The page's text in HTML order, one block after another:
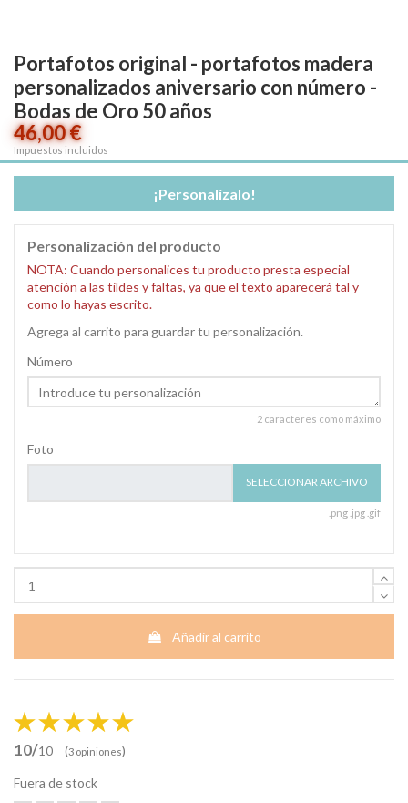
Portafotos original - portafotos madera
personalizados aniversario con número -
Bodas de Oro 50 años
46,00 €
Impuestos incluidos
¡Personalízalo!
Personalización del producto
NOTA: Cuando personalices tu producto presta especial
atención a las tildes y faltas, ya que el texto aparecerá tal y
como lo hayas escrito.
Agrega al carrito para guardar tu personalización.
Número
2 caracteres como máximo
Foto
SELECCIONAR ARCHIVO
.png .jpg .gif
Añadir al carrito
10/10 (3 opiniones)
Fuera de stock